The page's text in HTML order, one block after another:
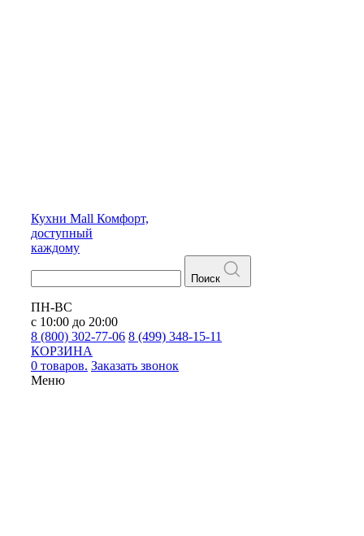
Кухни Mall Комфорт,
доступный
каждому
Поиск
ПН-ВС
с 10:00 до 20:00
8 (800) 302-77-06 8 (499) 348-15-11
КОРЗИНА
0 товаров. Заказать звонок
Меню